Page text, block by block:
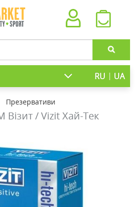
RU | UA
Презервативи
Візит / Vizit Хай-Тек